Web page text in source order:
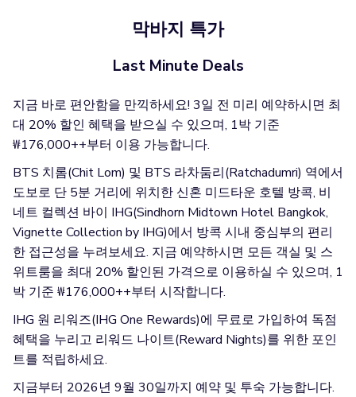
막바지 특가
Last Minute Deals
지금 바로 편안함을 만끽하세요! 3일 전 미리 예약하시면 최
대 20% 할인 혜택을 받으실 수 있으며, 1박 기준
₩176,000++부터 이용 가능합니다.
BTS 치롬(Chit Lom) 및 BTS 라차둠리(Ratchadumri) 역에서
도보로 단 5분 거리에 위치한 신혼 미드타운 호텔 방콕, 비
네트 컬렉션 바이 IHG(Sindhorn Midtown Hotel Bangkok,
Vignette Collection by IHG)에서 방콕 시내 중심부의 편리
한 접근성을 누려보세요. 지금 예약하시면 모든 객실 및 스
위트룸을 최대 20% 할인된 가격으로 이용하실 수 있으며, 1
박 기준 ₩176,000++부터 시작합니다.
IHG 원 리워즈(IHG One Rewards)에 무료로 가입하여 독점
혜택을 누리고 리워드 나이트(Reward Nights)를 위한 포인
트를 적립하세요.
지금부터 2026년 9월 30일까지 예약 및 투숙 가능합니다.